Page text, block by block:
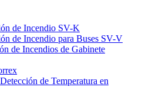
de Incendio SV-K
de Incendio para Buses SV-V
de Incendios de Gabinete
de Temperatura en